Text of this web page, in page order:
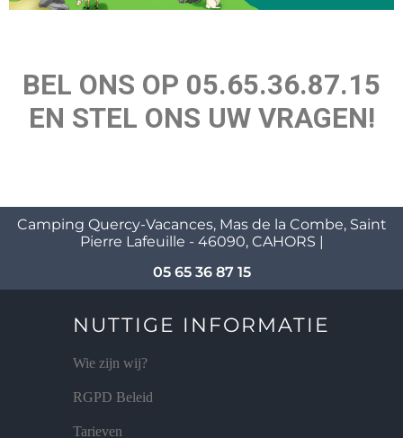
BEL ONS OP 05.65.36.87.15
EN STEL ONS UW VRAGEN!
Camping Quercy-Vacances, Mas de la Combe, Saint
Pierre Lafeuille - 46090, CAHORS |
05 65 36 87 15
NUTTIGE INFORMATIE
Wie zijn wij?
RGPD Beleid
Tarieven